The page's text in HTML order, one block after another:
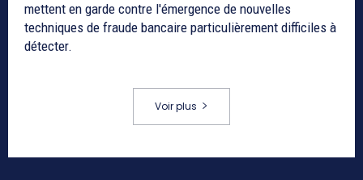
mettent en garde contre l'émergence de nouvelles
techniques de fraude bancaire particulièrement difficiles à
détecter.
Voir plus